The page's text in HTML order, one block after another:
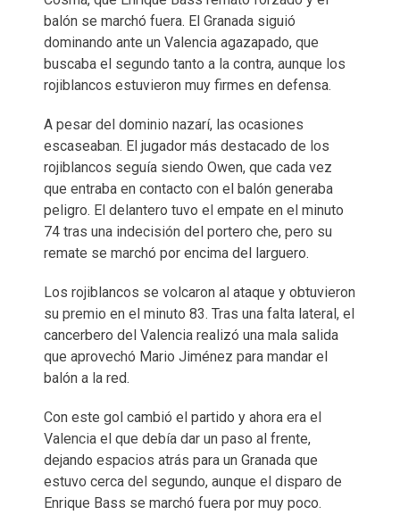
balón se marchó fuera. El Granada siguió
dominando ante un Valencia agazapado, que
buscaba el segundo tanto a la contra, aunque los
rojiblancos estuvieron muy firmes en defensa.
A pesar del dominio nazarí, las ocasiones
escaseaban. El jugador más destacado de los
rojiblancos seguía siendo Owen, que cada vez
que entraba en contacto con el balón generaba
peligro. El delantero tuvo el empate en el minuto
74 tras una indecisión del portero che, pero su
remate se marchó por encima del larguero.
Los rojiblancos se volcaron al ataque y obtuvieron
su premio en el minuto 83. Tras una falta lateral, el
cancerbero del Valencia realizó una mala salida
que aprovechó Mario Jiménez para mandar el
balón a la red.
Con este gol cambió el partido y ahora era el
Valencia el que debía dar un paso al frente,
dejando espacios atrás para un Granada que
estuvo cerca del segundo, aunque el disparo de
Enrique Bass se marchó fuera por muy poco.